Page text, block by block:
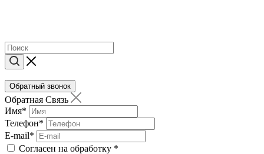
Обратный звонок
Обратная Связь
Имя*
Телефон*
E-mail*
Согласен на обработку *